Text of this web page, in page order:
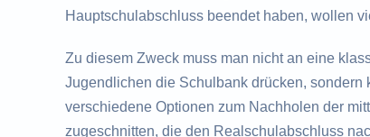
Hauptschulabschluss beendet haben, wollen
Zu diesem Zweck muss man nicht an eine
Jugendlichen die Schulbank drücken,
verschiedene Optionen zum Nachholen der
zugeschnitten, die den Realschulabschluss